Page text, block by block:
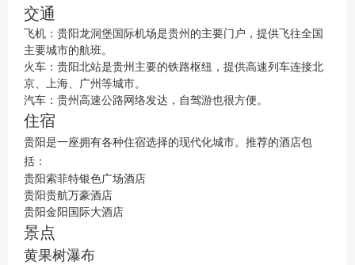
交通
飞机：贵阳龙洞堡国际机场是贵州的主要门户，提供飞往全国
主要城市的航班。
火车：贵阳北站是贵州主要的铁路枢纽，提供高速列车连接北
京、上海、广州等城市。
汽车：贵州高速公路网络发达，自驾游也很方便。
住宿
贵阳是一座拥有各种住宿选择的现代化城市。推荐的酒店包
括：
贵阳索菲特银色广场酒店
贵阳贵航万豪酒店
贵阳金阳国际大酒店
景点
黄果树瀑布